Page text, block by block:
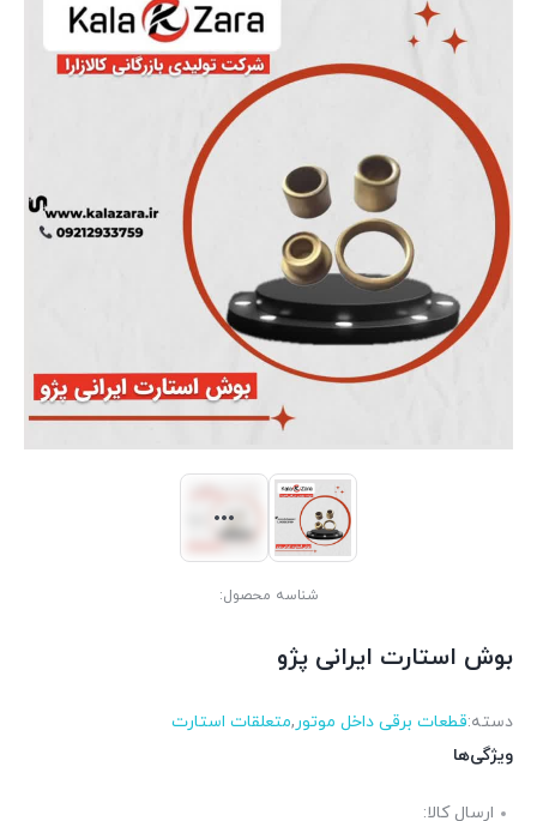
شناسه محصول:
بوش استارت ایرانی پژو
دسته:قطعات برقی داخل موتور,متعلقات استارت
ویژگی‌ها
ارسال کالا: